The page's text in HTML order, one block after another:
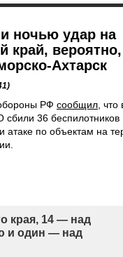
ночью удар на
край,
Ахтарск
РФ сообщил ,
36 беспилотников
атаке по объектам на
края, 14 — над
и один — над